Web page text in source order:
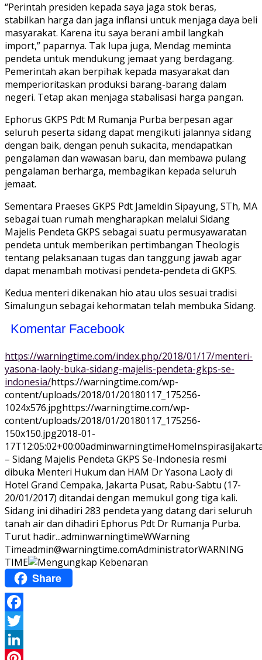
“Perintah presiden kepada saya jaga stok beras,
stabilkan harga dan jaga inflansi untuk menjaga daya beli
masyarakat. Karena itu saya berani ambil langkah
import,” paparnya. Tak lupa juga, Mendag meminta
pendeta untuk mendukung jemaat yang berdagang.
Pemerintah akan berpihak kepada masyarakat dan
memperioritaskan produksi barang-barang dalam
negeri. Tetap akan menjaga stabalisasi harga pangan.
Ephorus GKPS Pdt M Rumanja Purba berpesan agar
seluruh peserta sidang dapat mengikuti jalannya sidang
dengan baik, dengan penuh sukacita, mendapatkan
pengalaman dan wawasan baru, dan membawa pulang
pengalaman berharga, membagikan kepada seluruh
jemaat.
Sementara Praeses GKPS Pdt Jameldin Sipayung, STh, MA
sebagai tuan rumah mengharapkan melalui Sidang
Majelis Pendeta GKPS sebagai suatu permusyawaratan
pendeta untuk memberikan pertimbangan Theologis
tentang pelaksanaan tugas dan tanggung jawab agar
dapat menambah motivasi pendeta-pendeta di GKPS.
Kedua menteri dikenakan hio atau ulos sesuai tradisi
Simalungun sebagai kehormatan telah membuka Sidang.
Komentar Facebook
https://warningtime.com/index.php/2018/01/17/menteri-
yasona-laoly-buka-sidang-majelis-pendeta-gkps-se-
indonesia/https://warningtime.com/wp-
content/uploads/2018/01/20180117_175256-
1024x576.jpghttps://warningtime.com/wp-
content/uploads/2018/01/20180117_175256-
150x150.jpg2018-01-
17T12:05:02+00:00adminwarningtimeHomeInspirasi
– Sidang Majelis Pendeta GKPS Se-Indonesia resmi
dibuka Menteri Hukum dan HAM Dr Yasona Laoly di
Hotel Grand Cempaka, Jakarta Pusat, Rabu-Sabtu (17-
20/01/2017) ditandai dengan memukul gong tiga kali.
Sidang ini dihadiri 283 pendeta yang datang dari seluruh
tanah air dan dihadiri Ephorus Pdt Dr Rumanja Purba.
Turut hadir...adminwarningtimeWWarning
Timeadmin@warningtime.comAdministratorWARNING
TIME
Share
Facebook
Twitter